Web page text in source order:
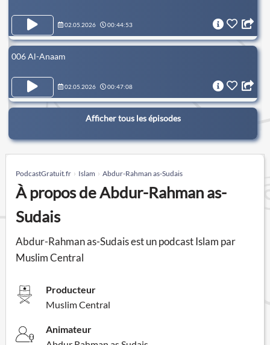
02.05.2026 00:44:53
006 Al-Anaam
02.05.2026 00:47:08
Afficher tous les épisodes
PodcastGratuit.fr Islam Abdur-Rahman as-Sudais
À propos de Abdur-Rahman as-
Sudais
Abdur-Rahman as-Sudais est un podcast Islam par
Muslim Central
Producteur
Muslim Central
Animateur